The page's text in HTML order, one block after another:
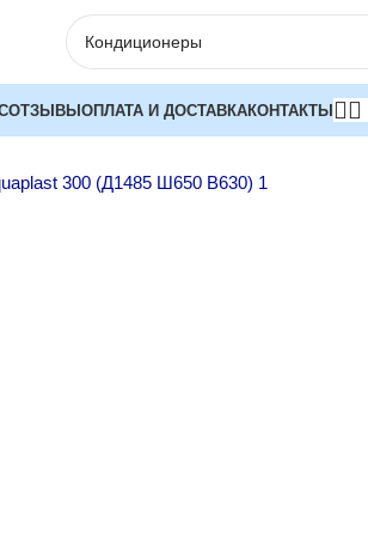
ОТЗЫВЫОПЛАТА И ДОСТАВКАКОНТАКТЫ
Емкости накопительные Емкости